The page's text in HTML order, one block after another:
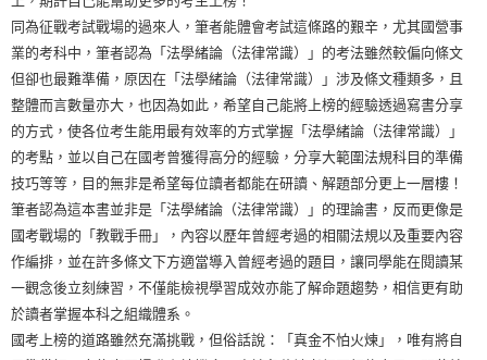
同為征戰考試戰場的過來人，筆者能體會考試這條路的艱辛，尤其國營事
業的考科中，筆者認為「法學緒論（法律常識）」的考法雖然較偏向條文
但卻也最難準備，原因在「法學緒論（法律常識）」涉及條文種類多，且
整體而言數量亦大，也因為如此，希望自己能將上榜的經驗透過寫書分享
的方式，使各位考生能用最有效率的方式掌握「法學緒論（法律常識）」
的考點，並以自己在國考曾獲得高分的經驗，分享大範圍法規科目的準備
技巧等等，目的無非是希望每位讀者都能在研讀、解題部分更上一層樓！
筆者認為這本書並非是「法學緒論（法律常識）」的理論書，反而更像是
國考戰場的「教戰手冊」，內容以歷年曾經考過的相關法規以及重要內容
作編排，並在許多條文下方適當導入曾經考過的題目，讓同學能在閱讀某
一觀念後立刻練習，不僅能檢視學習成效亦能了解命題趨勢，相信更有助
於讀者掌握本科之組織體系。
國考上榜的道路雖然充滿挑戰，但俗話說：「真金不怕火煉」，唯有將自